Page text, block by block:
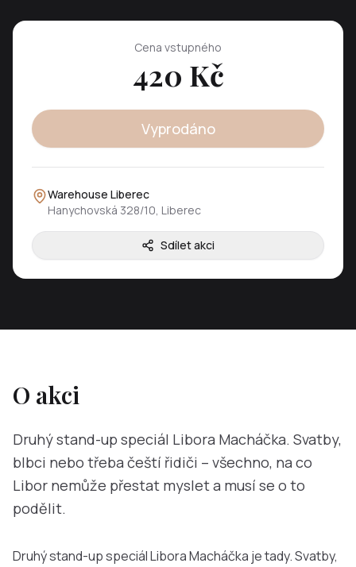
Cena vstupného
420 Kč
Vyprodáno
Warehouse Liberec
Hanychovská 328/10, Liberec
Sdílet akci
O akci
Druhý stand-up speciál Libora Macháčka. Svatby,
blbci nebo třeba čeští řidiči – všechno, na co
Libor nemůže přestat myslet a musí se o to
podělit.
Druhý stand-up speciál Libora Macháčka je tady. Svatby,